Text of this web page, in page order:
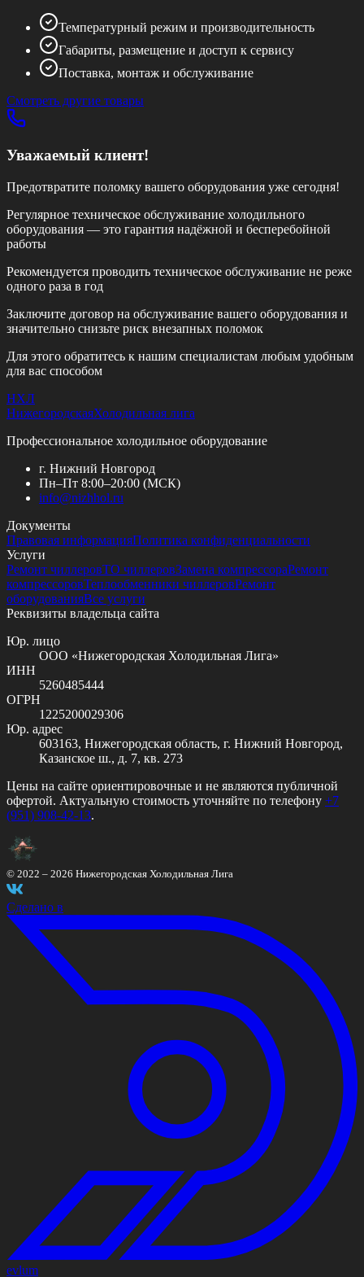
Температурный режим и производительность
Габариты, размещение и доступ к сервису
Поставка, монтаж и обслуживание
Смотреть другие товары
Уважаемый клиент!
Предотвратите поломку вашего оборудования уже сегодня!
Регулярное техническое обслуживание холодильного
оборудования — это гарантия надёжной и бесперебойной
работы
Рекомендуется проводить техническое обслуживание не реже
одного раза в год
Заключите договор на обслуживание вашего оборудования и
значительно снизьте риск внезапных поломок
Для этого обратитесь к нашим специалистам любым удобным
для вас способом
НХЛ
НижегородскаяХолодильная лига
Профессиональное холодильное оборудование
г. Нижний Новгород
Пн–Пт 8:00–20:00 (МСК)
info@nizhhol.ru
Документы
Правовая информацияПолитика конфиденциальности
Услуги
Ремонт чиллеровТО чиллеровЗамена компрессораРемонт
компрессоровТеплообменники чиллеровРемонт
оборудованияВсе услуги
Реквизиты владельца сайта
Юр. лицо
ООО «Нижегородская Холодильная Лига»
ИНН
5260485444
ОГРН
1225200029306
Юр. адрес
603163, Нижегородская область, г. Нижний Новгород,
Казанское ш., д. 7, кв. 273
Цены на сайте ориентировочные и не являются публичной
офертой. Актуальную стоимость уточняйте по телефону +7
(951) 908-42-13.
© 2022 – 2026 Нижегородская Холодильная Лига
Сделано в
evlum